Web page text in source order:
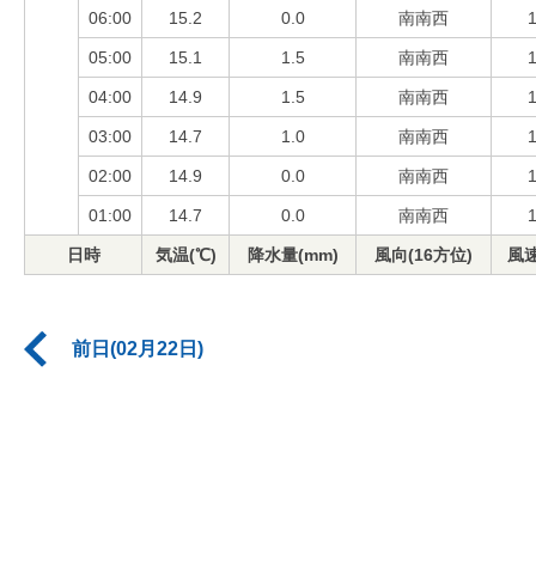
06:00 15.2 0.0 南南西
05:00 15.1 1.5 南南西
04:00 14.9 1.5 南南西
03:00 14.7 1.0 南南西
02:00 14.9 0.0 南南西
01:00 14.7 0.0 南南西
日時 気温(℃) 降水量(mm) 風向(16方位) 風
前日(02月22日)